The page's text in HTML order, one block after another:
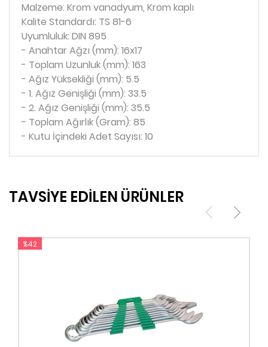
Malzeme: Krom vanadyum, Krom kaplı
Kalite Standardı: TS 81-6
Uyumluluk: DIN 895
- Anahtar Ağzı (mm): 16x17
- Toplam Uzunluk (mm): 163
- Ağız Yüksekliği (mm): 5.5
- 1. Ağız Genişliği (mm): 33.5
- 2. Ağız Genişliği (mm): 35.5
- Toplam Ağırlık (Gram): 85
- Kutu İçindeki Adet Sayısı: 10
TAVSİYE EDİLEN ÜRÜNLER
%42